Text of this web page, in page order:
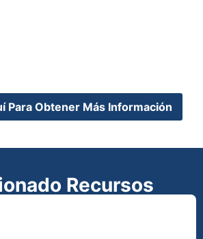
Para Obtener Más Información
Recursos